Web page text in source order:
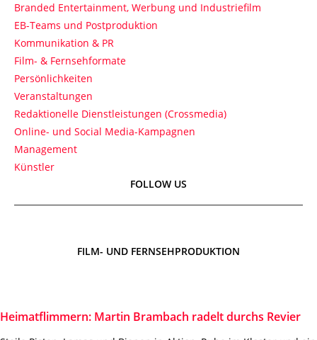
Branded Entertainment, Werbung und Industriefilm
EB-Teams und Postproduktion
Kommunikation & PR
Film- & Fernsehformate
Persönlichkeiten
Veranstaltungen
Redaktionelle Dienstleistungen (Crossmedia)
Online- und Social Media-Kampagnen
Management
Künstler
FOLLOW US
FILM- UND FERNSEHPRODUKTION
Heimatflimmern: Martin Brambach radelt durchs Revier